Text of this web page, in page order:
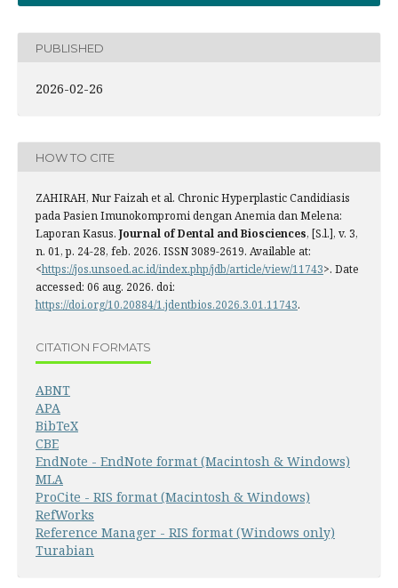
PUBLISHED
2026-02-26
HOW TO CITE
ZAHIRAH, Nur Faizah et al. Chronic Hyperplastic Candidiasis
pada Pasien Imunokompromi dengan Anemia dan Melena:
Laporan Kasus. Journal of Dental and Biosciences, [S.l.], v. 3,
n. 01, p. 24-28, feb. 2026. ISSN 3089-2619. Available at:
<https://jos.unsoed.ac.id/index.php/jdb/article/view/11743>. Date
accessed: 06 aug. 2026. doi:
https://doi.org/10.20884/1.jdentbios.2026.3.01.11743.
CITATION FORMATS
ABNT
APA
BibTeX
CBE
EndNote - EndNote format (Macintosh & Windows)
MLA
ProCite - RIS format (Macintosh & Windows)
RefWorks
Reference Manager - RIS format (Windows only)
Turabian